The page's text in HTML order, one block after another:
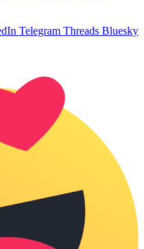
Telegram Threads Bluesky